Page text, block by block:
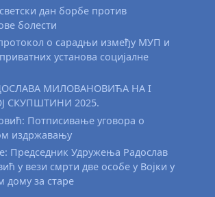
дан борбе против
болести
о сарадњи између МУП и
установа социјалне
МИЛОВАНОВИЋА НА I
СКУПШТИНИ 2025.
Потписивање уговора о
издржавању
Председник Удружења Радослав
у вези смрти две особе у Војки у
дому за старе